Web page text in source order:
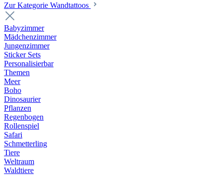
Zur Kategorie Wandtattoos
Babyzimmer
Mädchenzimmer
Jungenzimmer
Sticker Sets
Personalisierbar
Themen
Meer
Boho
Dinosaurier
Pflanzen
Regenbogen
Rollenspiel
Safari
Schmetterling
Tiere
Weltraum
Waldtiere